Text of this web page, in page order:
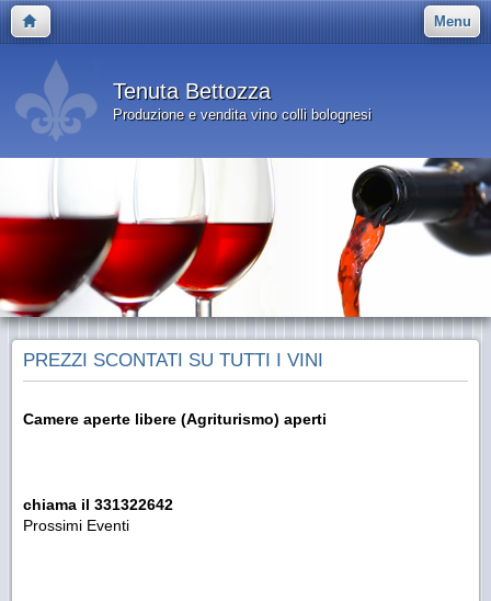
Menu
Tenuta Bettozza
Produzione e vendita vino colli bolognesi
PREZZI SCONTATI SU TUTTI I VINI
Camere aperte libere (Agriturismo) aperti
chiama il 331322642
Prossimi Eventi